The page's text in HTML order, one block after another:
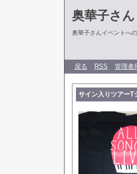
奥華子さ
奥華子さんイベントへ
戻る RSS 管理者
サイン入りツアーT